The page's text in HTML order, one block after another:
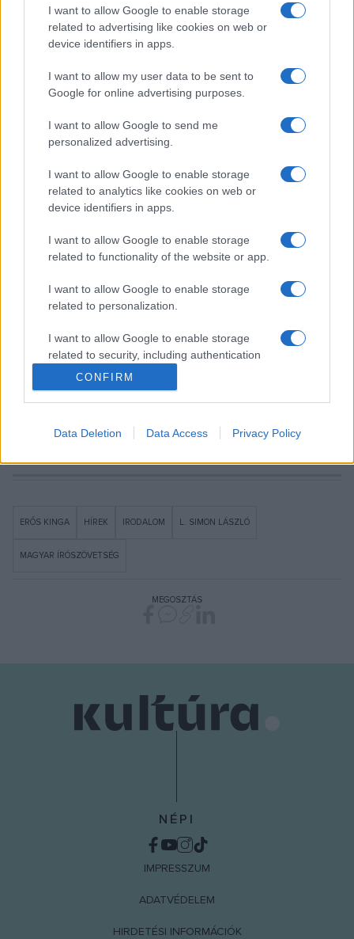
I want to allow Google to enable storage
related to advertising like cookies on web or
device identifiers in apps.
I want to allow my user data to be sent to
Google for online advertising purposes.
I want to allow Google to send me
personalized advertising.
I want to allow Google to enable storage
related to analytics like cookies on web or
device identifiers in apps.
I want to allow Google to enable storage
related to functionality of the website or app.
I want to allow Google to enable storage
related to personalization.
I want to allow Google to enable storage
related to security, including authentication
functionality and fraud prevention, and other
user protection.
CONFIRM
Data Deletion Data Access Privacy Policy
A kiállítást Szakolczay Lajos Széchenyi-díjas
kiemelte: az olvasat.hu olyan irodalmi kulturális fórum, amely
külföldi irodalom, művészet, képzőművészet, zene
jelenségeit, könyveit, emellett portrét rajzol a szerzőkről. A
és idézetek segítségével. A Magyar Írószövetség
dísztermében látható kiállítás megnyitóján a portál szerzői
közül is sokan megjelentek.
ERŐS KINGA HÍREK IRODALOM L. SIMON LÁSZLÓ
MAGYAR ÍRÓSZÖVETSÉG
MEGOSZTÁS
NÉPI
IMPRESSZUM
ADATVÉDELEM
HIRDETÉSI INFORMÁCIÓK